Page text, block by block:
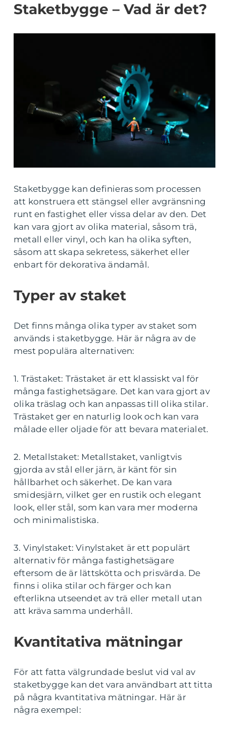
Staketbygge – Vad är det?
Staketbygge kan definieras som processen
att konstruera ett stängsel eller avgränsning
runt en fastighet eller vissa delar av den. Det
kan vara gjort av olika material, såsom trä,
metall eller vinyl, och kan ha olika syften,
såsom att skapa sekretess, säkerhet eller
enbart för dekorativa ändamål.
Typer av staket
Det finns många olika typer av staket som
används i staketbygge. Här är några av de
mest populära alternativen:
1. Trästaket: Trästaket är ett klassiskt val för
många fastighetsägare. Det kan vara gjort av
olika träslag och kan anpassas till olika stilar.
Trästaket ger en naturlig look och kan vara
målade eller oljade för att bevara materialet.
2. Metallstaket: Metallstaket, vanligtvis
gjorda av stål eller järn, är känt för sin
hållbarhet och säkerhet. De kan vara
smidesjärn, vilket ger en rustik och elegant
look, eller stål, som kan vara mer moderna
och minimalistiska.
3. Vinylstaket: Vinylstaket är ett populärt
alternativ för många fastighetsägare
eftersom de är lättskötta och prisvärda. De
finns i olika stilar och färger och kan
efterlikna utseendet av trä eller metall utan
att kräva samma underhåll.
Kvantitativa mätningar
För att fatta välgrundade beslut vid val av
staketbygge kan det vara användbart att titta
på några kvantitativa mätningar. Här är
några exempel: